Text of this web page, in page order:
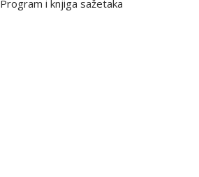
Program i knjiga sažetaka